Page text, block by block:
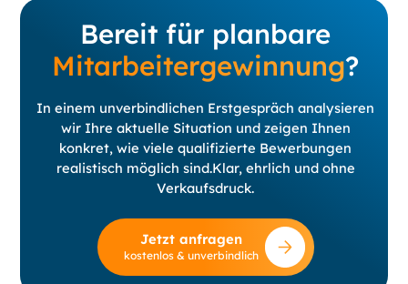
Bereit für planbare
Mitarbeitergewinnung?
In einem unverbindlichen Erstgespräch analysieren
wir Ihre aktuelle Situation und zeigen Ihnen
konkret, wie viele qualifizierte Bewerbungen
realistisch möglich sind.Klar, ehrlich und ohne
Verkaufsdruck.
Jetzt anfragen
kostenlos & unverbindlich